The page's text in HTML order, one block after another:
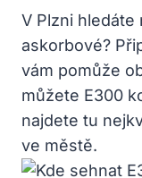
V Plzni
askorbové?
vám pomůže
můžete E300
najdete tu
ve městě.